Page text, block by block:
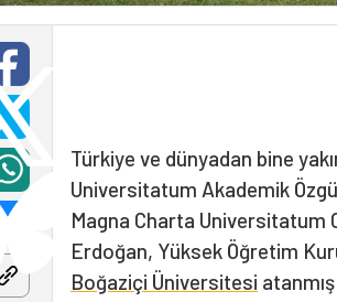
Türkiye ve dünyadan bine
Universitatum Akademik
Magna Charta Universitatum
Erdoğan, Yüksek Öğretim
Boğaziçi Üniversitesi